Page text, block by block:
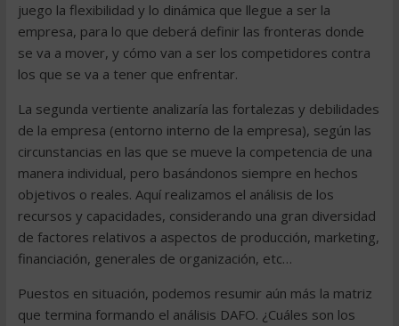
juego la flexibilidad y lo dinámica que llegue a ser la
empresa, para lo que deberá definir las fronteras donde
se va a mover, y cómo van a ser los competidores contra
los que se va a tener que enfrentar.
La segunda vertiente analizaría las fortalezas y debilidades
de la empresa (entorno interno de la empresa), según las
circunstancias en las que se mueve la competencia de una
manera individual, pero basándonos siempre en hechos
objetivos o reales. Aquí realizamos el análisis de los
recursos y capacidades, considerando una gran diversidad
de factores relativos a aspectos de producción, marketing,
financiación, generales de organización, etc…
Puestos en situación, podemos resumir aún más la matriz
que termina formando el análisis DAFO. ¿Cuáles son los